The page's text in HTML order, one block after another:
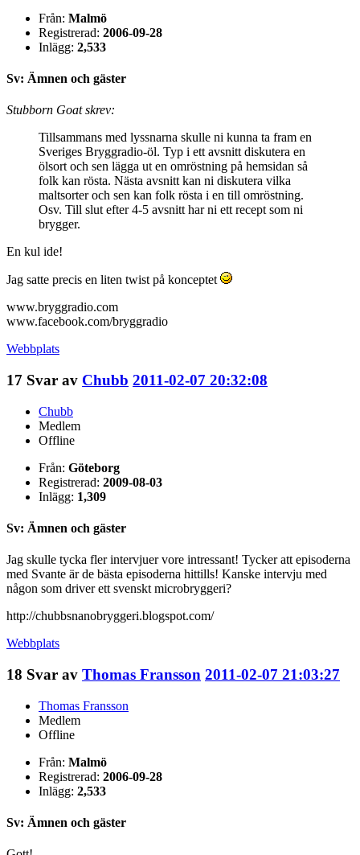
Från: Malmö
Registrerad: 2006-09-28
Inlägg: 2,533
Sv: Ämnen och gäster
Stubborn Goat skrev:
Tillsammans med lyssnarna skulle ni kunna ta fram en
Sveriges Bryggradio-öl. Typ i ett avsnitt diskutera en
ölsort och sen lägga ut en omröstning på hemsidan så
folk kan rösta. Nästa avsnitt kan ni diskutera vilka
maltsorter och sen kan folk rösta i en till omröstning.
Osv. Till slut efter 4-5 avsnitt har ni ett recept som ni
brygger.
En kul ide!
Jag satte precis en liten twist på konceptet
www.bryggradio.com
www.facebook.com/bryggradio
Webbplats
17 Svar av Chubb 2011-02-07 20:32:08
Chubb
Medlem
Offline
Från: Göteborg
Registrerad: 2009-08-03
Inlägg: 1,309
Sv: Ämnen och gäster
Jag skulle tycka fler intervjuer vore intressant! Tycker att episoderna
med Svante är de bästa episoderna hittills! Kanske intervju med
någon som driver ett svenskt microbryggeri?
http://chubbsnanobryggeri.blogspot.com/
Webbplats
18 Svar av Thomas Fransson 2011-02-07 21:03:27
Thomas Fransson
Medlem
Offline
Från: Malmö
Registrerad: 2006-09-28
Inlägg: 2,533
Sv: Ämnen och gäster